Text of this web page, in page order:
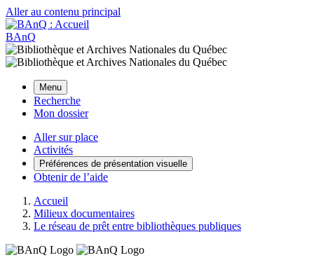
Aller au contenu principal
BAnQ
Menu
Recherche
Mon dossier
Aller sur place
Activités
Préférences de présentation visuelle
Obtenir de l’aide
Accueil
Milieux documentaires
Le réseau de prêt entre bibliothèques publiques